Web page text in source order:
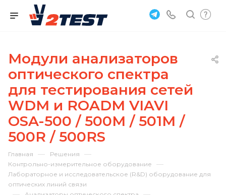
Модули анализаторов
оптического спектра
для тестирования сетей
WDM и ROADM VIAVI
OSA-500 / 500M / 501M /
500R / 500RS
Главная — Решения —
Контрольно-измерительное оборудование —
Лабораторное и исследовательское (R&D) оборудование для
оптических линий связи